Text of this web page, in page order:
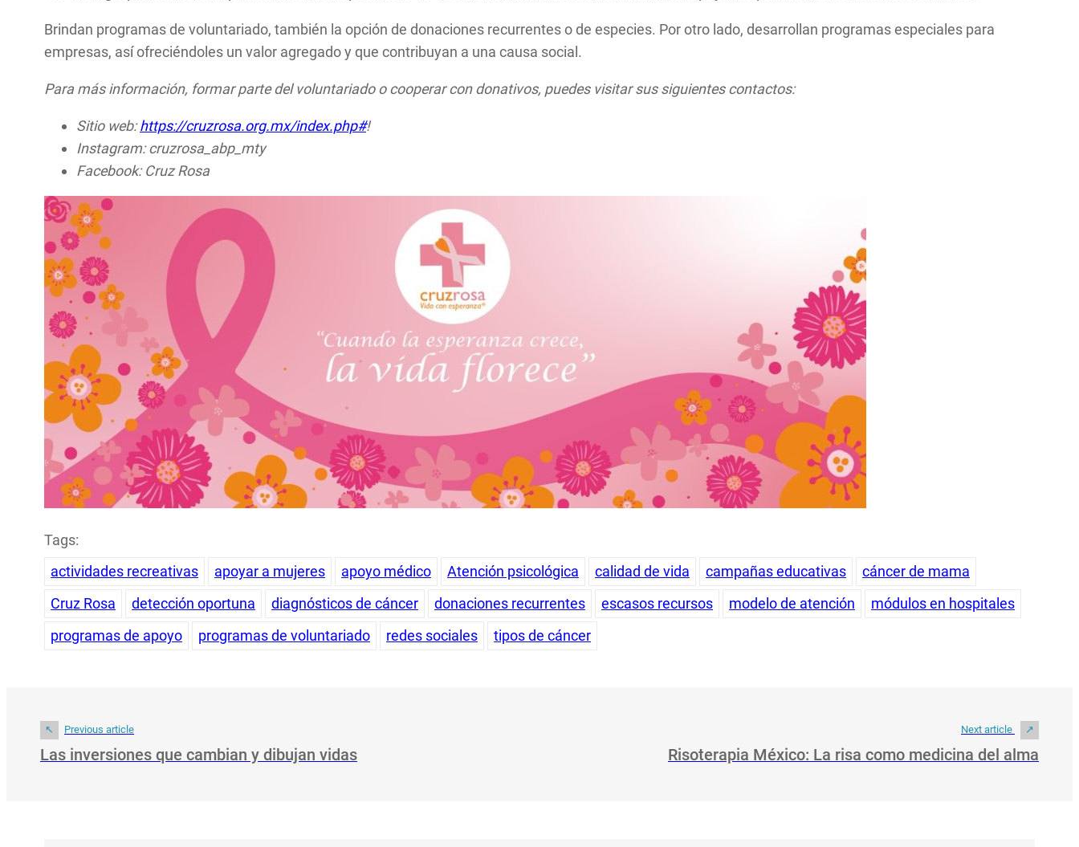
Brindan programas de voluntariado, también la opción de donaciones recurrentes o de especies. Por otro lado, desarrollan programas especiales para
empresas, así ofreciéndoles un valor agregado y que contribuyan a una causa social.
Para más información, formar parte del voluntariado o cooperar con donativos, puedes visitar sus siguientes contactos:
Sitio web:https://cruzrosa.org.mx/index.php#!
Instagram: cruzrosa_abp_mty
Facebook: Cruz Rosa
Tags:
actividades recreativas
apoyar a mujeres apoyo médico Atención psicológica calidad de vida campañas educativas
cáncer de mama
Cruz Rosa
detección oportuna diagnósticos de cáncer donaciones recurrentes escasos recursos modelo de atención
módulos en hospitales
programas de apoyo
programas de voluntariado redes sociales tipos de cáncer
Previous article
Las inversiones que cambian y dibujan vidas
Next article
Risoterapia México: La risa como medicina del alma